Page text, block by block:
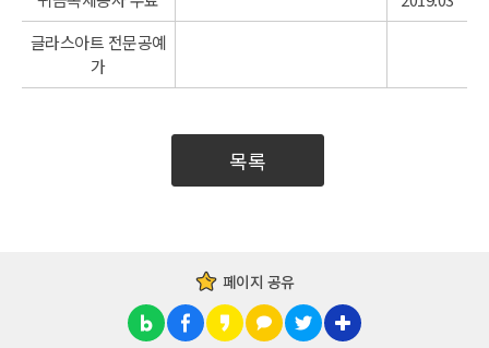
글라스아트 전문공예
가
목록
페이지 공유